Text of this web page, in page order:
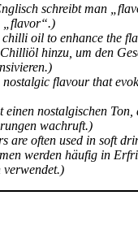
schreibt man
„flavor“.)
chilli oil to enhance the
hinzu, um den
nostalgic flavour that
einen nostalgischen Ton,
wachruft.)
are often used in soft
werden häufig in
verwendet.)